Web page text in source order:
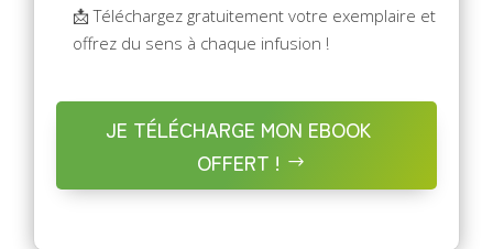
📩 Téléchargez gratuitement votre exemplaire et
offrez du sens à chaque infusion !
JE TÉLÉCHARGE MON EBOOK
OFFERT !